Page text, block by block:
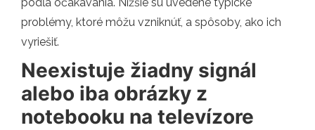
problémy, ktoré môžu vzniknúť, a spôsoby, ako ich
vyriešiť.
Neexistuje žiadny signál
alebo iba obrázky z
notebooku na televízore